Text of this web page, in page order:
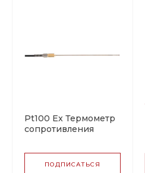
Pt100 Ex Термометр
сопротивления
ПОДПИСАТЬСЯ